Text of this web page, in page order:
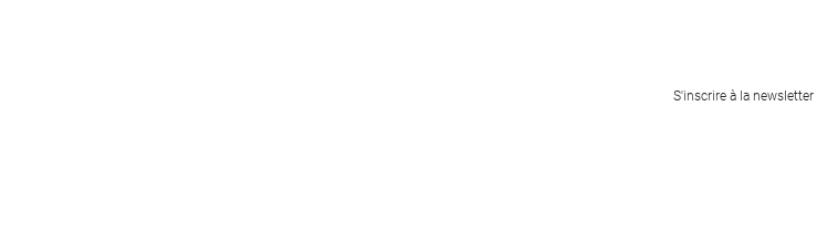
S'inscrire à la newsletter